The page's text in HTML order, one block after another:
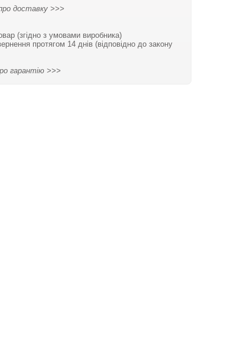
доставку >>>
(згідно з умовами виробника)
протягом 14 днів (відповідно до закону
гарантію >>>